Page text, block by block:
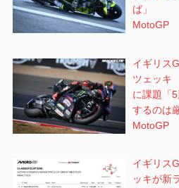
ば」
MotoGP
イギリス
ツェッキ
に課題「
するのは
MotoGP
イギリス
ッキが新